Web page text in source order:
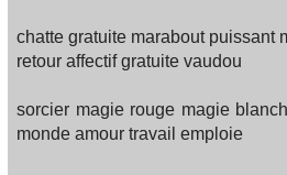
chatte gratuite marabout puissant
retour affectif gratuite vaudou
sorcier magie rouge magie
monde amour travail emploie